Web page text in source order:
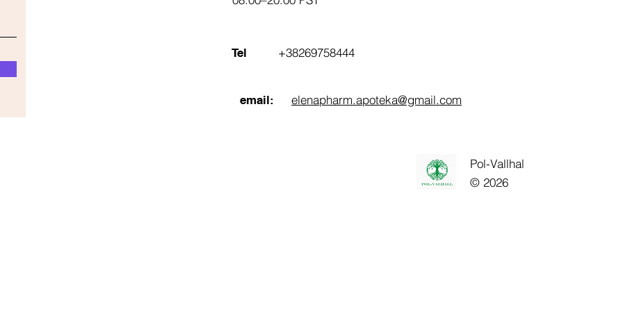
Tel +38269758444
email: elenapharm.apoteka@gmail.com
Pol-Vallhal
© 2026